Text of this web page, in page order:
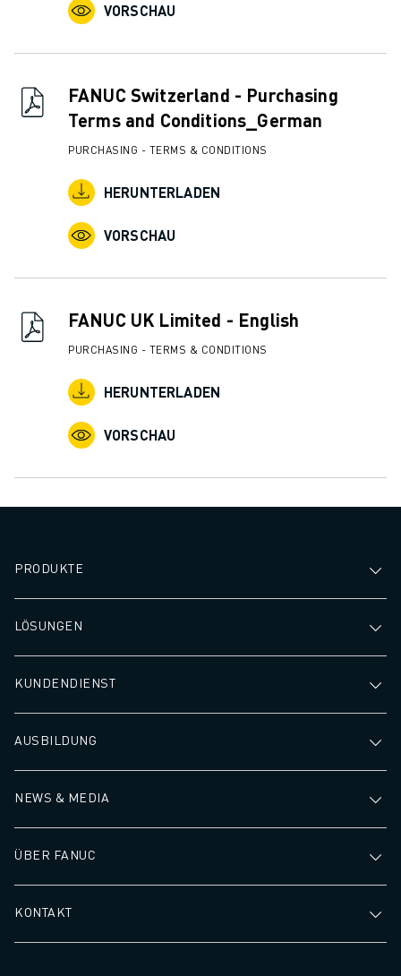
VORSCHAU
FANUC Switzerland - Purchasing
Terms and Conditions_German
PURCHASING - TERMS & CONDITIONS
HERUNTERLADEN
VORSCHAU
FANUC UK Limited - English
PURCHASING - TERMS & CONDITIONS
HERUNTERLADEN
VORSCHAU
PRODUKTE
LÖSUNGEN
KUNDENDIENST
AUSBILDUNG
NEWS & MEDIA
ÜBER FANUC
KONTAKT